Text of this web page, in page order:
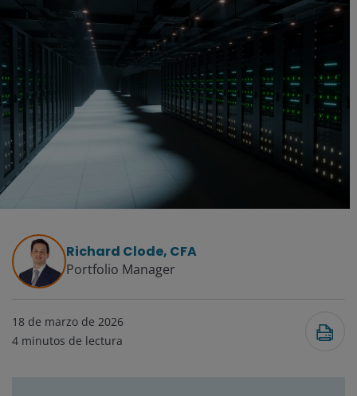
Richard Clode, CFA
Portfolio Manager
18 de marzo de 2026
4 minutos de lectura